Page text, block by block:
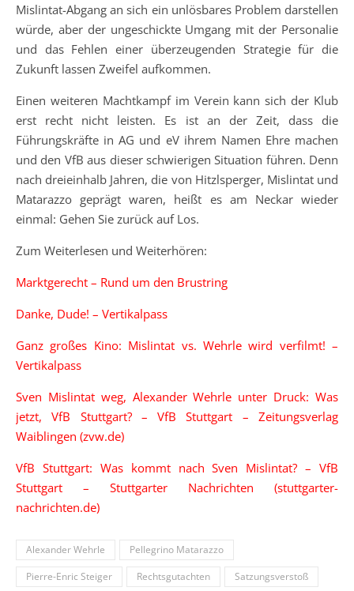
Mislintat-Abgang an sich ein unlösbares Problem darstellen
würde, aber der ungeschickte Umgang mit der Personalie
und das Fehlen einer überzeugenden Strategie für die
Zukunft lassen Zweifel aufkommen.
Einen weiteren Machtkampf im Verein kann sich der Klub
erst recht nicht leisten. Es ist an der Zeit, dass die
Führungskräfte in AG und eV ihrem Namen Ehre machen
und den VfB aus dieser schwierigen Situation führen. Denn
nach dreieinhalb Jahren, die von Hitzlsperger, Mislintat und
Matarazzo geprägt waren, heißt es am Neckar wieder
einmal: Gehen Sie zurück auf Los.
Zum Weiterlesen und Weiterhören:
Marktgerecht – Rund um den Brustring
Danke, Dude! – Vertikalpass
Ganz großes Kino: Mislintat vs. Wehrle wird verfilmt! –
Vertikalpass
Sven Mislintat weg, Alexander Wehrle unter Druck: Was
jetzt, VfB Stuttgart? – VfB Stuttgart – Zeitungsverlag
Waiblingen (zvw.de)
VfB Stuttgart: Was kommt nach Sven Mislintat? – VfB
Stuttgart – Stuttgarter Nachrichten (stuttgarter-
nachrichten.de)
Alexander Wehrle
Pellegrino Matarazzo
Pierre-Enric Steiger
Rechtsgutachten Satzungsverstoß